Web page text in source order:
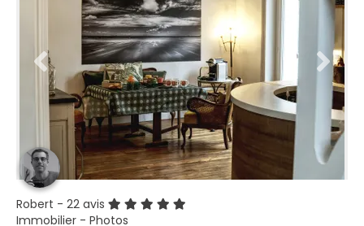
Robert - 22 avis
Immobilier - Photos